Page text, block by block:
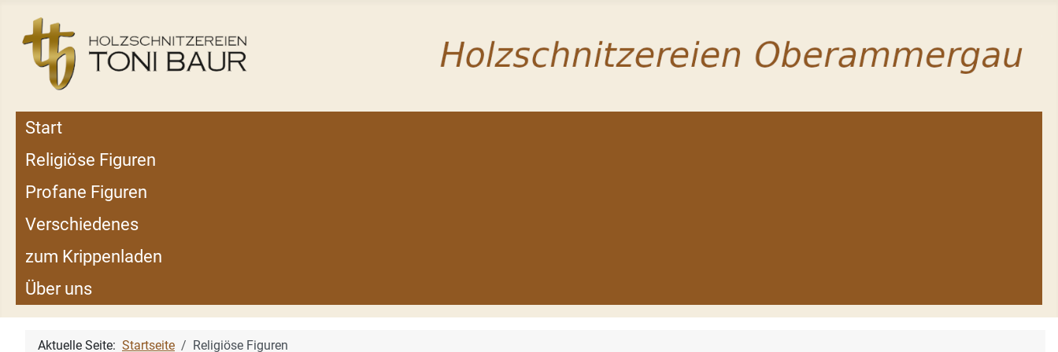
Start
Religiöse Figuren
Profane Figuren
Verschiedenes
zum Krippenladen
Über uns
Aktuelle Seite: Startseite Religiöse Figuren